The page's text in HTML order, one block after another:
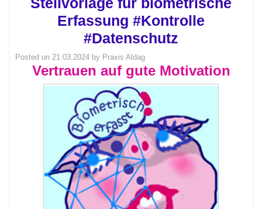
Erfassung #Kontrolle
#Datenschutz
Posted on 21.03.2024 by Praxis Aldag
Vertrauen auf gute Motivation